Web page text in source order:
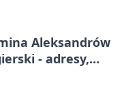
Aleksandrów
- adresy,